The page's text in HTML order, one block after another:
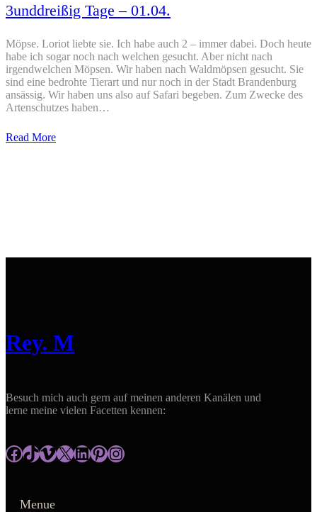
3unddreißig Tage – 01.04.
Möpse. Loriot liebte sie. Ich habe auch 2 – immer dabei. Doch heute
habe ich sogar noch nach welchen gesucht. Aber nicht nach
irgendwelchen Möpsen. Wir haben nach Waldmöpsen gesucht. Sie
sind eine bedrohte Tierart und nur noch in der Stadt Brandenburg
ansässig. Wir haben uns also auf Safari begeben. Zum Zwecke des
Artenschutzes haben…
Read More
Rey. M
Besuch mich auch gern auf meinen anderen Kanälen und
lerne meine vielen Facetten kennen:
https://www.facebook.com/rey.m.gallery tiktok.com/@reym_gallery https://vimeo.com/user195417306 https://x.com/ReyM_gallery?t=ApKk-z5X__ugZ1aV5kCItQ&s=09 https://www.linkedin.com/in/antje-meyer-reym/ https://www.pinterest.de/reymgallery/ https://www.instagram.com/rey.m_gallery/
Menue